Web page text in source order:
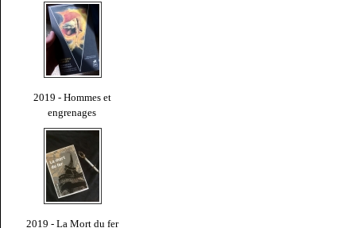
2019 - Hommes et
engrenages
2019 - La Mort du fer